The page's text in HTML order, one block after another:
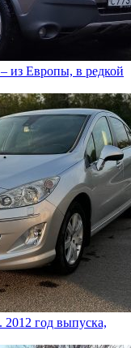
из Европы, в редкой
2012 год выпуска,